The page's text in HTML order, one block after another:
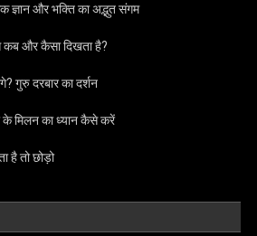
ज्ञान और भक्ति का अद्भुत संगम
कब और कैसा दिखता है?
गुरु दरबार का दर्शन
के मिलन का ध्यान कैसे करें
है तो छोड़ो